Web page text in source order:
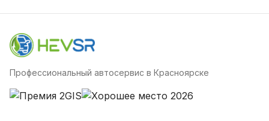
Профессиональный автосервис в Красноярске